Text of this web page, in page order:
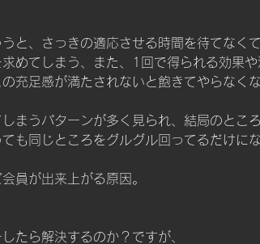
と、さっきの適応させる時間を待てなくて
求めてしまう、また、1回で得られる効果
充足感が満たされないと飽きてやらなく
まうパターンが多く見られ、結局のところ
も同じところをグルグル回ってるだけに
員が出来上がる原因。
たら解決するのか？ですが、